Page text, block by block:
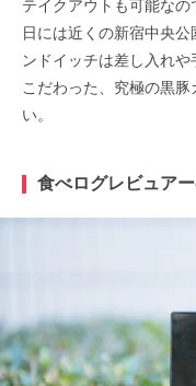
テイクアウトも可能な
日には近くの新宿中央
ンドイッチは差し入れ
こだわった、究極の黒
い。
食べログレビュア